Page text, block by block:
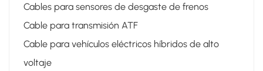
Cables para sensores de desgaste de frenos
Cable para transmisión ATF
Cable para vehículos eléctricos híbridos de alto
voltaje